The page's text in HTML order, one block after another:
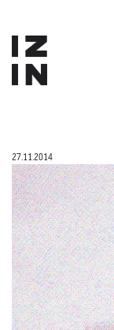
27.11.2014